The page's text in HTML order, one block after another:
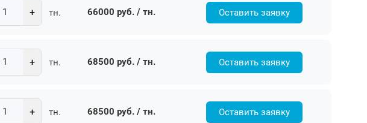
+ тн. 66000 руб. / тн. Оставить заявку
+ тн. 68500 руб. / тн. Оставить заявку
+ тн. 68500 руб. / тн. Оставить заявку